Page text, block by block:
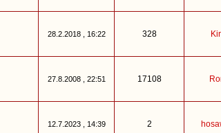
28.2.2018 , 16:22 328
27.8.2008 , 22:51 17108
12.7.2023 , 14:39 2